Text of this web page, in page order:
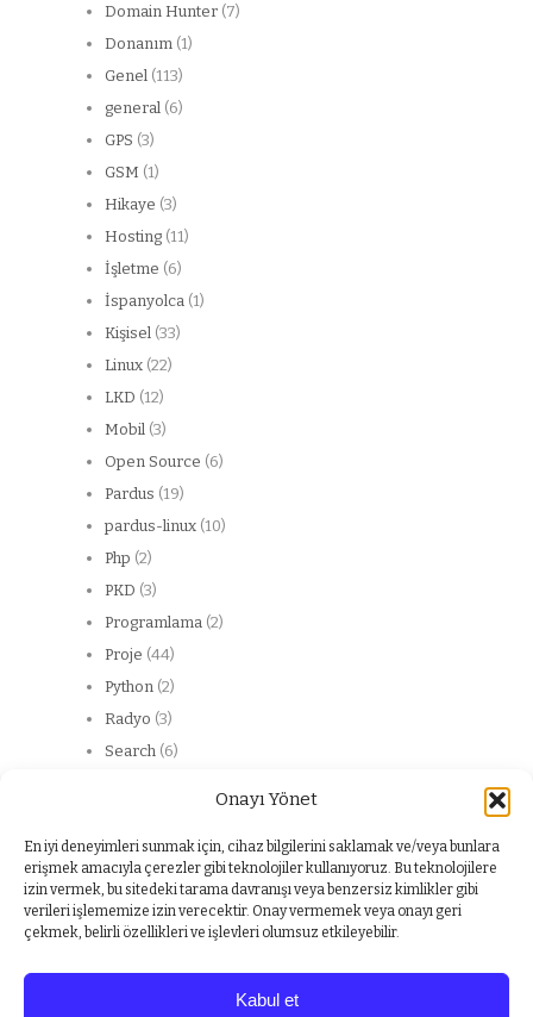
Onayı Yönet
En iyi deneyimleri sunmak için, cihaz bilgilerini saklamak ve/veya bunlara
erişmek amacıyla çerezler gibi teknolojiler kullanıyoruz. Bu teknolojilere
izin vermek, bu sitedeki tarama davranışı veya benzersiz kimlikler gibi
verileri işlememize izin verecektir. Onay vermemek veya onayı geri
çekmek, belirli özellikleri ve işlevleri olumsuz etkileyebilir.
Kabul et
Domain Hunter (7)
Donanım (1)
Genel (113)
general (6)
GPS (3)
GSM (1)
Hikaye (3)
Hosting (11)
İşletme (6)
İspanyolca (1)
Kişisel (33)
Linux (22)
LKD (12)
Mobil (3)
Open Source (6)
Pardus (19)
pardus-linux (10)
Php (2)
PKD (3)
Programlama (2)
Proje (44)
Python (2)
Radyo (3)
Search (6)
web service(2)
Windows(1)
Yabancı dil(1)